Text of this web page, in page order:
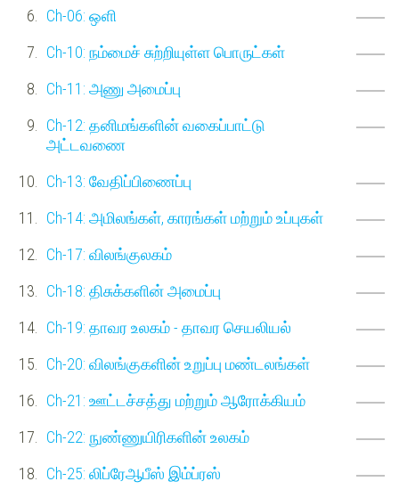
Ch-06: ஒளி
Ch-10: நம்மைச் சுற்றியுள்ள பொருட்கள்
Ch-11: அணு அமைப்பு
Ch-12: தனிமங்களின் வகைப்பாட்டு
அட்டவணை
Ch-13: வேதிப்பிணைப்பு
Ch-14: அமிலங்கள், காரங்கள் மற்றும் உப்புகள்
Ch-17: விலங்குலகம்
Ch-18: திசுக்களின் அமைப்பு
Ch-19: தாவர உலகம் - தாவர செயலியல்
Ch-20: விலங்குகளின் உறுப்பு மண்டலங்கள்
Ch-21: ஊட்டச்சத்து மற்றும் ஆரோக்கியம்
Ch-22: நுண்ணுயிரிகளின் உலகம்
Ch-25: லிப்ரேஆபீஸ் இம்ப்ரஸ்